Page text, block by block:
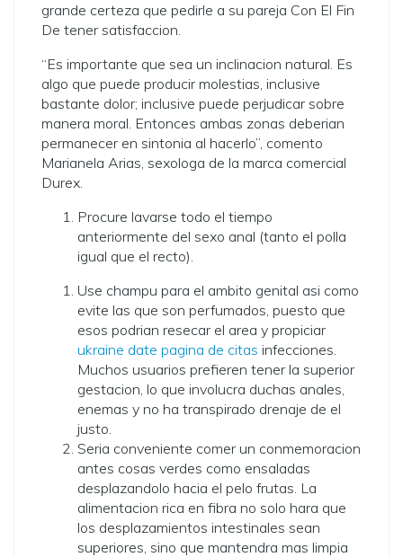
grande certeza que pedirle a su pareja Con El Fin
De tener satisfaccion.
“Es importante que sea un inclinacion natural. Es
algo que puede producir molestias, inclusive
bastante dolor; inclusive puede perjudicar sobre
manera moral. Entonces ambas zonas deberi­an
permanecer en sintonia al hacerlo”, comento
Marianela Arias, sexologa de la marca comercial
Durex.
Procure lavarse todo el tiempo
anteriormente del sexo anal (tanto el polla
igual que el recto).
Use champu para el ambito genital asi­ como
evite las que son perfumados, puesto que
esos podri­an resecar el area y propiciar
ukraine date pagina de citas infecciones.
Muchos usuarios prefieren tener la superior
gestacion, lo que involucra duchas anales,
enemas y no ha transpirado drenaje de el
justo.
Seri­a conveniente comer un conmemoracion
antes cosas verdes como ensaladas
desplazandolo hacia el pelo frutas. La
alimentacion rica en fibra no solo hara que
los desplazamientos intestinales sean
superiores, sino que mantendra mas limpia